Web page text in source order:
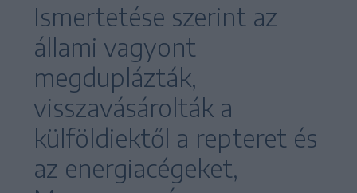
Ismertetése szerint az
állami vagyont
megduplázták,
visszavásárolták a
külföldiektől a repteret és
az energiacégeket,